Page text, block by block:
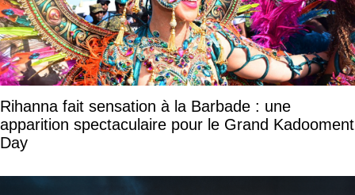
Rihanna fait sensation à la Barbade : une
apparition spectaculaire pour le Grand Kadooment
Day